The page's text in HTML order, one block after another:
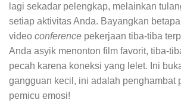
lagi sekadar pelengkap, melainkan
setiap aktivitas Anda. Bayangkan
video conference pekerjaan tiba-tiba
Anda asyik menonton film favorit, tiba-
pecah karena koneksi yang lelet. Ini
gangguan kecil, ini adalah penghambat
pemicu emosi!